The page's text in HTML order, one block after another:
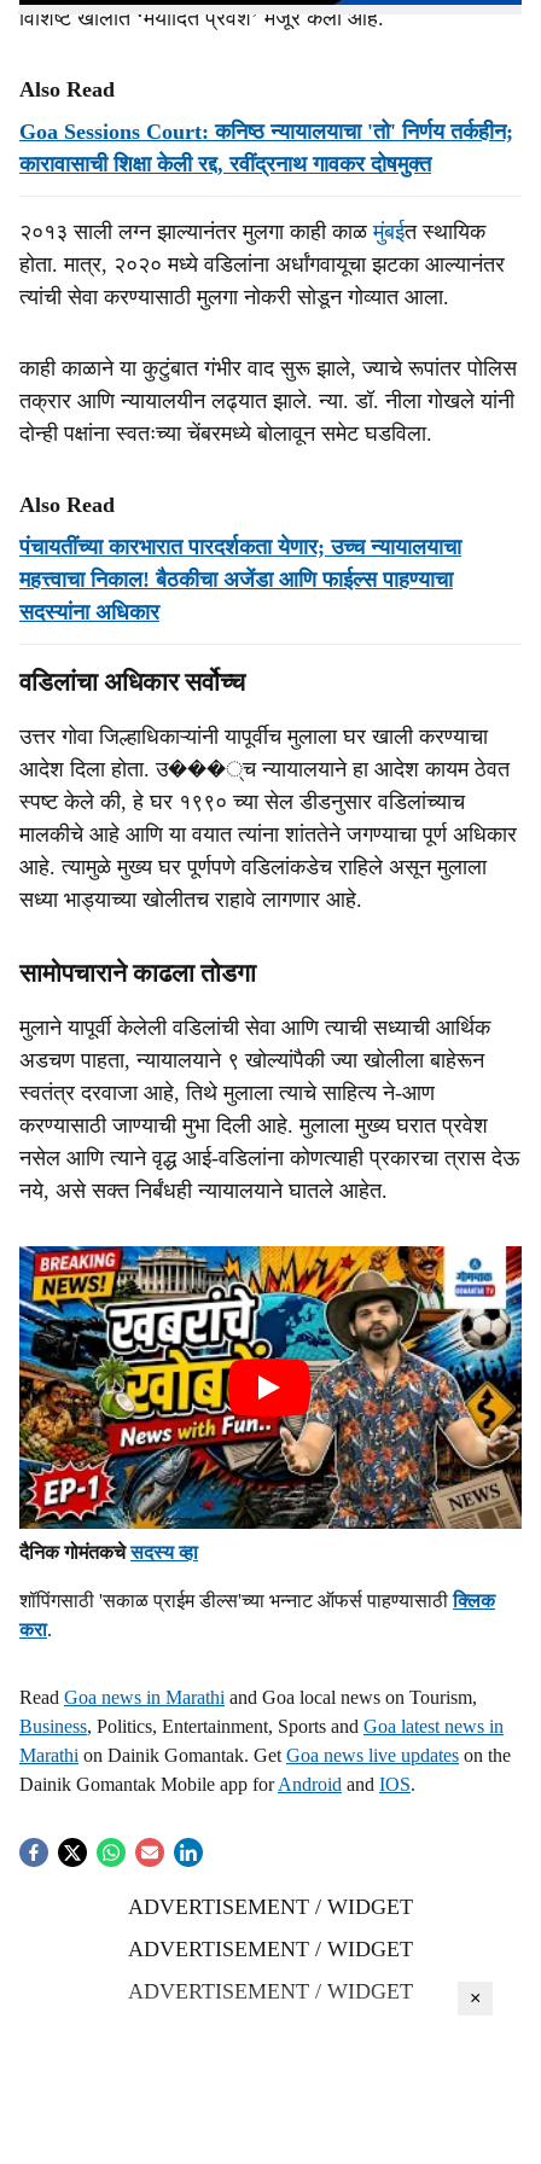
विशिष्ट खोलीत ‘मर्यादित प्रवेश’ मंजूर केला आहे.
Also Read
Goa Sessions Court: कनिष्ठ न्यायालयाचा 'तो' निर्णय तर्कहीन;
कारावासाची शिक्षा केली रद्द, रवींद्रनाथ गावकर दोषमुक्त
२०१३ साली लग्न झाल्यानंतर मुलगा काही काळमुंबईत स्थायिक
होता. मात्र, २०२० मध्ये वडिलांना अर्धांगवायूचा झटका आल्यानंतर
त्यांची सेवा करण्यासाठी मुलगा नोकरी सोडून गोव्यात आला.
काही काळाने या कुटुंबात गंभीर वाद सुरू झाले, ज्याचे रूपांतर पोलिस
तक्रार आणि न्यायालयीन लढ्यात झाले. न्या. डॉ. नीला गोखले यांनी
दोन्ही पक्षांना स्वतःच्या चेंबरमध्ये बोलावून समेट घडविला.
Also Read
पंचायतींच्या कारभारात पारदर्शकता येणार; उच्च न्यायालयाचा
महत्त्वाचा निकाल! बैठकीचा अजेंडा आणि फाईल्स पाहण्याचा
सदस्यांना अधिकार
वडिलांचा अधिकार सर्वोच्च
उत्तर गोवा जिल्हाधिकाऱ्यांनी यापूर्वीच मुलाला घर खाली करण्याचा
आदेश दिला होता. उ���्च न्यायालयाने हा आदेश कायम ठेवत
स्पष्ट केले की, हे घर १९९० च्या सेल डीडनुसार वडिलांच्याच
मालकीचे आहे आणि या वयात त्यांना शांततेने जगण्याचा पूर्ण अधिकार
आहे. त्यामुळे मुख्य घर पूर्णपणे वडिलांकडेच राहिले असून मुलाला
सध्या भाड्याच्या खोलीतच राहावे लागणार आहे.
सामोपचाराने काढला तोडगा
मुलाने यापूर्वी केलेली वडिलांची सेवा आणि त्याची सध्याची आर्थिक
अडचण पाहता, न्यायालयाने ९ खोल्यांपैकी ज्या खोलीला बाहेरून
स्वतंत्र दरवाजा आहे, तिथे मुलाला त्याचे साहित्य ने-आण
करण्यासाठी जाण्याची मुभा दिली आहे. मुलाला मुख्य घरात प्रवेश
नसेल आणि त्याने वृद्ध आई-वडिलांना कोणत्याही प्रकारचा त्रास देऊ
नये, असे सक्त निर्बंधही न्यायालयाने घातले आहेत.
दैनिक गोमंतकचेसदस्य व्हा
शॉपिंगसाठी 'सकाळ प्राईम डील्स'च्या भन्नाट ऑफर्स पाहण्यासाठीक्लिक
करा.
Read Goa news in Marathi and Goa local news on Tourism,
Business, Politics, Entertainment, Sports and Goa latest news in
Marathi on Dainik Gomantak. Get Goa news live updates on the
Dainik Gomantak Mobile app forAndroid and IOS.
ADVERTISEMENT / WIDGET
ADVERTISEMENT / WIDGET
ADVERTISEMENT / WIDGET
×